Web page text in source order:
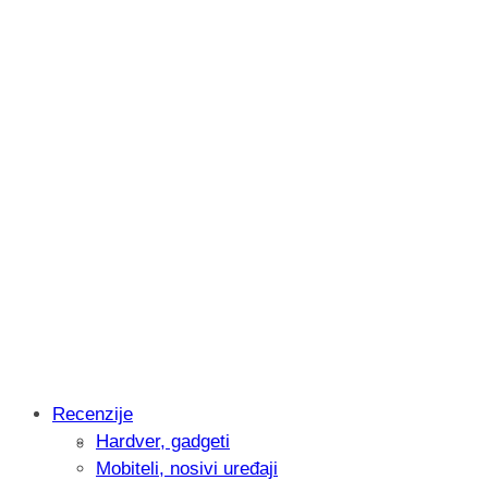
Intervju: Goran Jović, fotograf -
Recenzije
Hardver, gadgeti
Mobiteli, nosivi uređaji